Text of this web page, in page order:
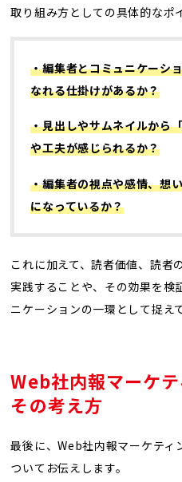
取り組み方としての具体的なポ
・編集者とコミュニケーシ
なれる仕掛けがあるか？
・見出しやサムネイルから
や工夫が感じられるか？
・編集者の視点や感情、想
になっているか？
これに加えて、読者価値、読者
実践することや、その効果を検
ニケーションの一環として捉え
Web社内報マーケ
その考え方
最後に、Web社内報マーケティ
ついてお伝えします。